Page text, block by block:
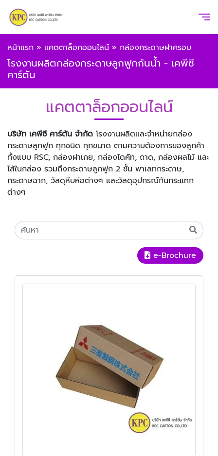
หน้าแรก » แคตตาล็อกออนไลน์ » กล่องกระดาษฝาครอบ
โรงงานผลิตกล่องกระดาษลูกฟูกกันน้ำ - เคพีซี
คาร์ตัน
แคตตาล็อกออนไลน์
บริษัท เคพีซี คาร์ตัน จำกัด โรงงานผลิตและจำหน่ายกล่อง
กระดาษลูกฟูก ทุกชนิด ทุกขนาด ตามความต้องการของลูกค้า
ทั้งแบบ RSC, กล่องฝาเกย, กล่องไดคัท, ถาด, กล่องผลไม้ และ
ไส้ในกล่อง รวมถึงกระดาษลูกฟูก 2 ชั้น พาเลทกระดาษ,
กระดาษฉาก, วัสดุหีบห่อต่างๆ และวัสดุอุปกรณ์กันกระแทก
ต่างๆ
e-Brochure